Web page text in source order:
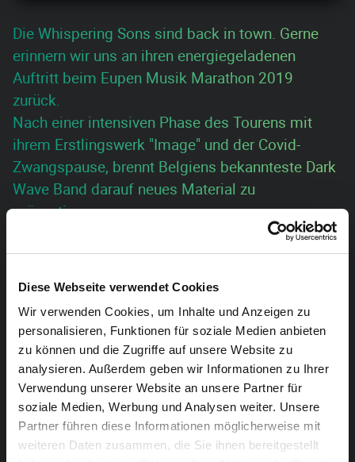
Diese Webseite verwendet Cookies
Wir verwenden Cookies, um Inhalte und Anzeigen zu
personalisieren, Funktionen für soziale Medien anbieten
zu können und die Zugriffe auf unsere Website zu
analysieren. Außerdem geben wir Informationen zu Ihrer
Verwendung unserer Website an unsere Partner für
soziale Medien, Werbung und Analysen weiter. Unsere
Partner führen diese Informationen möglicherweise mit
weiteren Daten zusammen, die Sie ihnen bereitgestellt
Die Whispering Sons sind back in town. Gerne
erinnern wir uns an ihren energiegeladenen
Auftritt beim Eupen Musik Marathon 2019
zurück.
Nach einer intensiven Phase des Tourens mit
ihrem Erstlingswerk "Image" und der Covid-
Zwangspause, brennt Belgiens bekannteste Dark
Wave Band darauf neues Material zu
präsentieren.
Whispering Sons sind eine belgische Post-Punk Band
enthüllt ihre eindringliche Musik Gefühle der
Entfremdung. Ihre Live-Auftritte sind aufwühlend und
unbequem, bestechen aber durch Rauheit und
Ehrlichkeit. 2016 haben sie mit Humos Rock Ralley den
bedeutendsten belgischen Bandcontest gewonnen.
Seitdem touren sie mit den Songs des Debütalbums
„Image“ unaufhaltsam durch belgische und
europäische Konzertsäle und festigen ihre Live-